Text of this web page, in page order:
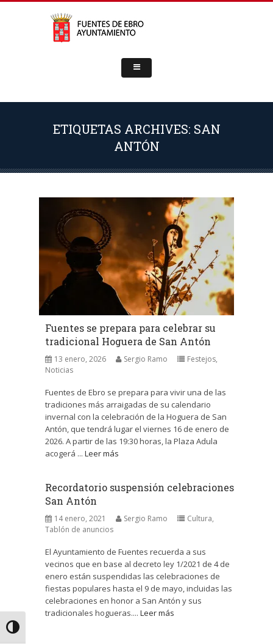
Alternar alto contraste
ETIQUETAS ARCHIVES: SAN
ANTÓN
Fuentes se prepara para celebrar su
tradicional Hoguera de San Antón
13 enero, 2026 Sergio Ramo Festejos,
Noticias
Fuentes de Ebro se prepara para vivir una de las
tradiciones más arraigadas de su calendario
invernal con la celebración de la Hoguera de San
Antón, que tendrá lugar el viernes 16 de enero de
2026. A partir de las 19:30 horas, la Plaza Adula
acogerá ... Leer más
Recordatorio suspensión celebraciones
San Antón
14 enero, 2021 Sergio Ramo Cultura,
Tablón de anuncios
El Ayuntamiento de Fuentes recuerda a sus
vecinos que en base al decreto ley 1/2021 de 4 de
enero están suspendidas las celebraciones de
fiestas populares hasta el 9 de mayo, incluidas las
celebraciones en honor a San Antón y sus
tradicionales hogueras.... Leer más